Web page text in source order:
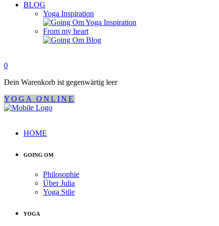
BLOG
Yoga Inspiration
From my heart
0
Dein Warenkorb ist gegenwärtig leer
YOGA ONLINE
HOME
GOING OM
Philosophie
Über Julia
Yoga Stile
YOGA